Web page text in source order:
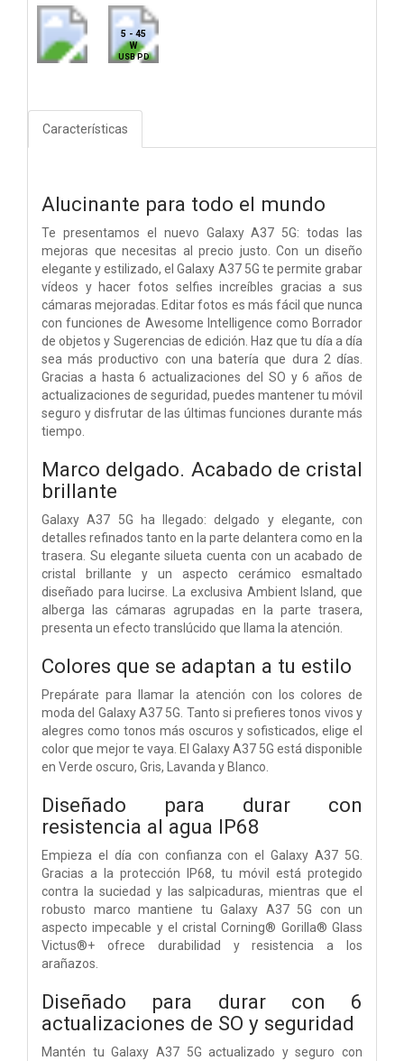
5 - 45
W
USB PD
Características
Alucinante para todo el mundo
Te presentamos el nuevo Galaxy A37 5G: todas las
mejoras que necesitas al precio justo. Con un diseño
elegante y estilizado, el Galaxy A37 5G te permite grabar
vídeos y hacer fotos selfies increíbles gracias a sus
cámaras mejoradas. Editar fotos es más fácil que nunca
con funciones de Awesome Intelligence como Borrador
de objetos y Sugerencias de edición. Haz que tu día a día
sea más productivo con una batería que dura 2 días.
Gracias a hasta 6 actualizaciones del SO y 6 años de
actualizaciones de seguridad, puedes mantener tu móvil
seguro y disfrutar de las últimas funciones durante más
tiempo.
Marco delgado. Acabado de cristal
brillante
Galaxy A37 5G ha llegado: delgado y elegante, con
detalles refinados tanto en la parte delantera como en la
trasera. Su elegante silueta cuenta con un acabado de
cristal brillante y un aspecto cerámico esmaltado
diseñado para lucirse. La exclusiva Ambient Island, que
alberga las cámaras agrupadas en la parte trasera,
presenta un efecto translúcido que llama la atención.
Colores que se adaptan a tu estilo
Prepárate para llamar la atención con los colores de
moda del Galaxy A37 5G. Tanto si prefieres tonos vivos y
alegres como tonos más oscuros y sofisticados, elige el
color que mejor te vaya. El Galaxy A37 5G está disponible
en Verde oscuro, Gris, Lavanda y Blanco.
Diseñado para durar con
resistencia al agua IP68
Empieza el día con confianza con el Galaxy A37 5G.
Gracias a la protección IP68, tu móvil está protegido
contra la suciedad y las salpicaduras, mientras que el
robusto marco mantiene tu Galaxy A37 5G con un
aspecto impecable y el cristal Corning® Gorilla® Glass
Victus®+ ofrece durabilidad y resistencia a los
arañazos.
Diseñado para durar con 6
actualizaciones de SO y seguridad
Mantén tu Galaxy A37 5G actualizado y seguro con